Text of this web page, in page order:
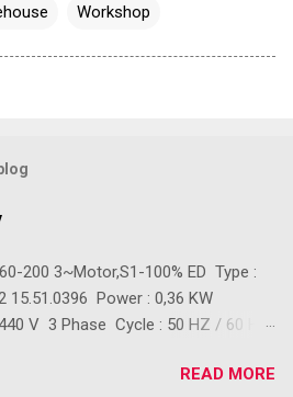
Workshop
200 3~Motor,S1-100% ED Type :
15.51.0396 Power : 0,36 KW
V 3 Phase Cycle : 50 HZ / 60 HZ
Back Diameter : +/- 280 mmREAD MORE